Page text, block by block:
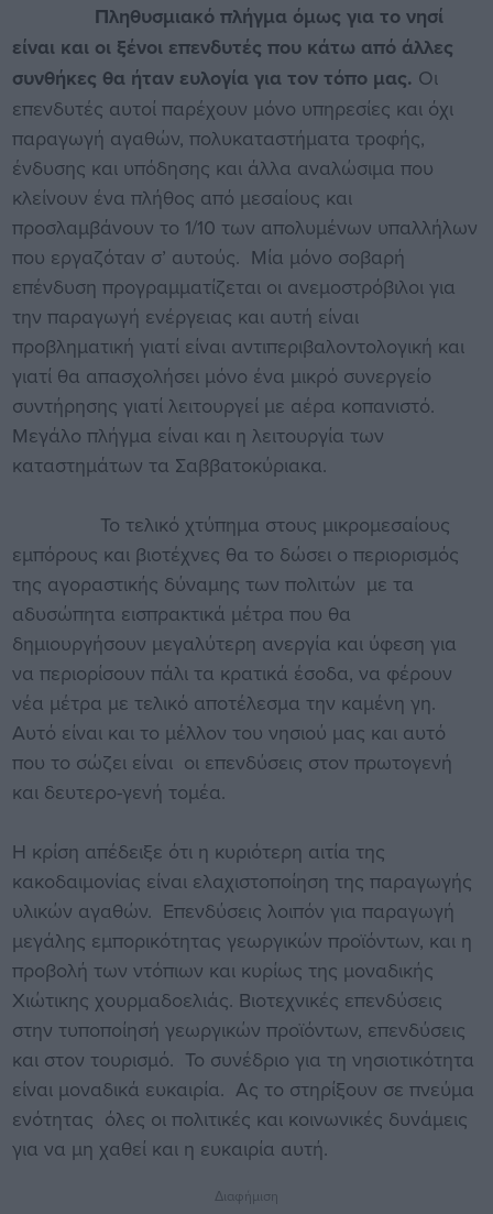
Πληθυσμιακό πλήγμα όμως για το νησί
είναι και οι ξένοι επενδυτές που κάτω από άλλες
συνθήκες θα ήταν ευλογία για τον τόπο μας. Οι
επενδυτές αυτοί παρέχουν μόνο υπηρεσίες και όχι
παραγωγή αγαθών, πολυκαταστήματα τροφής,
ένδυσης και υπόδησης και άλλα αναλώσιμα που
κλείνουν ένα πλήθος από μεσαίους και
προσλαμβάνουν το 1/10 των απολυμένων υπαλλήλων
που εργαζόταν σ’ αυτούς. Μία μόνο σοβαρή
επένδυση προγραμματίζεται οι ανεμοστρόβιλοι για
την παραγωγή ενέργειας και αυτή είναι
προβληματική γιατί είναι αντιπεριβαλοντολογική και
γιατί θα απασχολήσει μόνο ένα μικρό συνεργείο
συντήρησης γιατί λειτουργεί με αέρα κοπανιστό.
Μεγάλο πλήγμα είναι και η λειτουργία των
καταστημάτων τα Σαββατοκύριακα.
Το τελικό χτύπημα στους μικρομεσαίους
εμπόρους και βιοτέχνες θα το δώσει ο περιορισμός
της αγοραστικής δύναμης των πολιτών με τα
αδυσώπητα εισπρακτικά μέτρα που θα
δημιουργήσουν μεγαλύτερη ανεργία και ύφεση για
να περιορίσουν πάλι τα κρατικά έσοδα, να φέρουν
νέα μέτρα με τελικό αποτέλεσμα την καμένη γη.
Αυτό είναι και το μέλλον του νησιού μας και αυτό
που το σώζει είναι οι επενδύσεις στον πρωτογενή
και δευτερο-γενή τομέα.
Η κρίση απέδειξε ότι η κυριότερη αιτία της
κακοδαιμονίας είναι ελαχιστοποίηση της παραγωγής
υλικών αγαθών. Επενδύσεις λοιπόν για παραγωγή
μεγάλης εμπορικότητας γεωργικών προϊόντων, και η
προβολή των ντόπιων και κυρίως της μοναδικής
Χιώτικης χουρμαδοελιάς. Βιοτεχνικές επενδύσεις
στην τυποποίησή γεωργικών προϊόντων, επενδύσεις
και στον τουρισμό. Το συνέδριο για τη νησιοτικότητα
είναι μοναδικά ευκαιρία. Ας το στηρίξουν σε πνεύμα
ενότητας όλες οι πολιτικές και κοινωνικές δυνάμεις
για να μη χαθεί και η ευκαιρία αυτή.
Διαφήμιση